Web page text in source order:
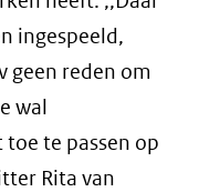
ingespeeld,
geen reden om
wal
te passen op
Rita van